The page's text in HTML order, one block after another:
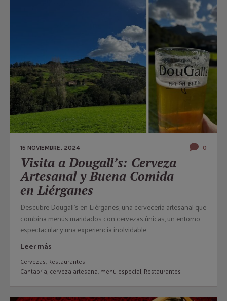
15 NOVIEMBRE, 2024 0
Visita a Dougall’s: Cerveza
Artesanal y Buena Comida
en Liérganes
Descubre Dougall's en Liérganes, una cervecería artesanal que
combina menús maridados con cervezas únicas, un entorno
espectacular y una experiencia inolvidable.
Leer más
Cervezas,Restaurantes
Cantabria,cerveza artesana,menú especial,Restaurantes